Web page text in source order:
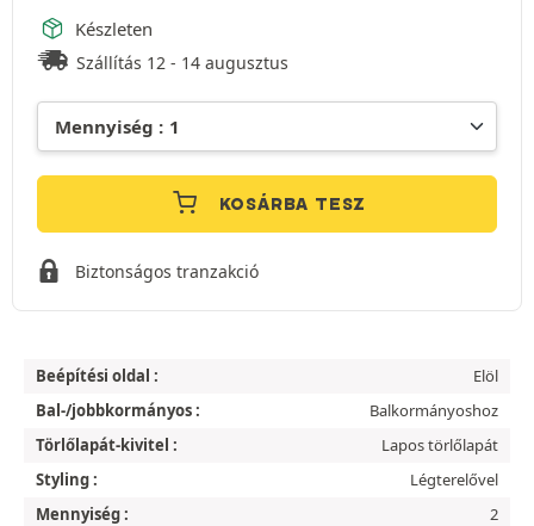
Készleten
Szállítás 12 - 14 augusztus
KOSÁRBA TESZ
Biztonságos tranzakció
Beépítési oldal :
Elöl
Bal-/jobbkormányos :
Balkormányoshoz
Törlőlapát-kivitel :
Lapos törlőlapát
Styling :
Légterelővel
Mennyiség :
2